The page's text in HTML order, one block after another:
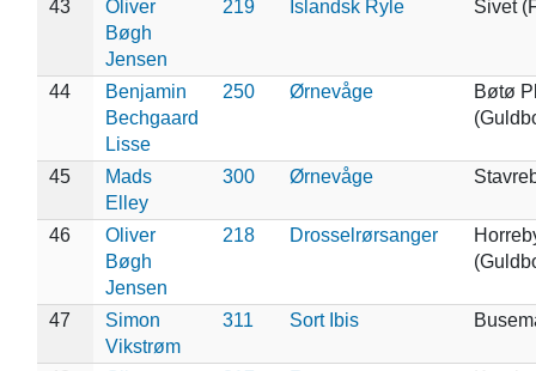
43
Oliver
Bøgh
Jensen
219 Islandsk Ryle Sivet
44
Benjamin
Bechgaard
Lisse
250 Ørnevåge
Bøtø
45
Mads
Elley
300 Ørnevåge
46
Oliver
Bøgh
Jensen
218 Drosselrørsanger
47
Simon
Vikstrøm
311 Sort Ibis